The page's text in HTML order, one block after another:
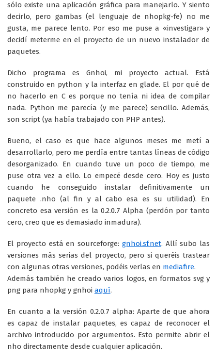
sólo existe una aplicación gráfica para manejarlo. Y siento
decirlo, pero gambas (el lenguaje de nhopkg-fe) no me
gusta, me parece lento. Por eso me puse a «investigar» y
decidí meterme en el proyecto de un nuevo instalador de
paquetes.
Dicho programa es Gnhoi, mi proyecto actual. Está
construido en python y la interfaz en glade. El por qué de
no hacerlo en C es porque no tenía ni idea de compilar
nada. Python me parecía (y me parece) sencillo. Además,
son script (ya había trabajado con PHP antes).
Bueno, el caso es que hace algunos meses me metí a
desarrollarlo, pero me perdía entre tantas líneas de código
desorganizado. En cuando tuve un poco de tiempo, me
puse otra vez a ello. Lo empecé desde cero. Hoy es justo
cuando he conseguido instalar definitivamente un
paquete .nho (al fin y al cabo esa es su utilidad). En
concreto esa versión es la 0.2.0.7 Alpha (perdón por tanto
cero, creo que es demasiado inmadura).
El proyecto está en sourceforge: gnhoi.sf.net. Allí subo las
versiones más serias del proyecto, pero si queréis trastear
con algunas otras versiones, podéis verlas en mediafire.
Además también he creado varios logos, en formatos svg y
png para nhopkg y gnhoi aquí.
En cuanto a la versión 0.2.0.7 alpha: Aparte de que ahora
es capaz de instalar paquetes, es capaz de reconocer el
archivo introducido por argumentos. Esto permite abrir el
nho directamente desde cualquier aplicación.